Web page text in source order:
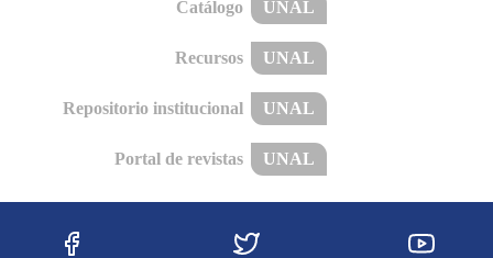
Catálogo UNAL
Recursos UNAL
Repositorio institucional UNAL
Portal de revistas UNAL